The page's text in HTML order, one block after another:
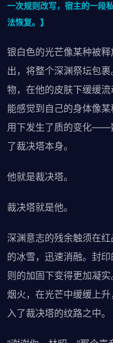
一次规则改写，宿主的一段
法恢复。】
银白色的光芒像某种被
出，将整个深渊祭坛包
物，在他的皮肤下缓缓
能感觉到自己的身体像
用下发生了质的变化——
了裁决塔本身。
他就是裁决塔。
裁决塔就是他。
深渊意志的残余触须在
的冰雪，迅速消融。封
则的加固下变得更加凝
烟火，在光芒中缓缓上
入了裁决塔的纹路之中。